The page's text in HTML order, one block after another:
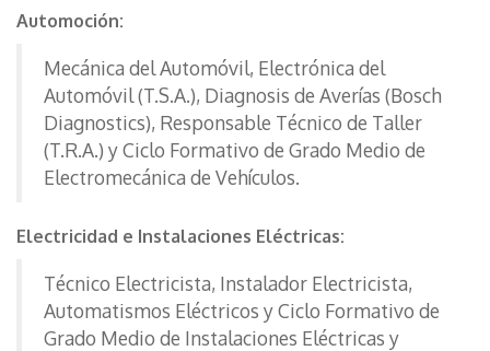
Automoción:
Mecánica del Automóvil, Electrónica del
Automóvil (T.S.A.), Diagnosis de Averías (Bosch
Diagnostics), Responsable Técnico de Taller
(T.R.A.) y Ciclo Formativo de Grado Medio de
Electromecánica de Vehículos.
Electricidad e Instalaciones Eléctricas:
Técnico Electricista, Instalador Electricista,
Automatismos Eléctricos y Ciclo Formativo de
Grado Medio de Instalaciones Eléctricas y